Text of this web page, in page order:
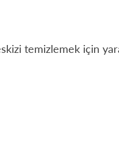
temizlemek için